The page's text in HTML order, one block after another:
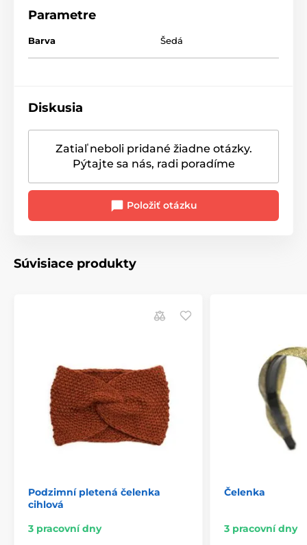
Parametre
Barva Šedá
Diskusia
Zatiaľ neboli pridané žiadne otázky.
Pýtajte sa nás, radi poradíme
Položiť otázku
Súvisiace produkty
Podzimní pletená čelenka
cihlová
3 pracovní dny
Čelenka
3 pracovní dny